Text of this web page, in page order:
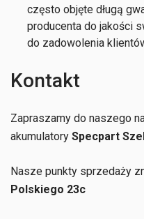
często objęte długą
producenta do jakości
do zadowolenia
Kontakt
Zapraszamy do naszego
akumulatory Specpart
Nasze punkty sprzedaży
Polskiego 23c